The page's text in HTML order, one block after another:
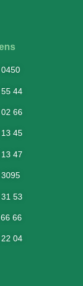
44
66
45
47
53
66
04